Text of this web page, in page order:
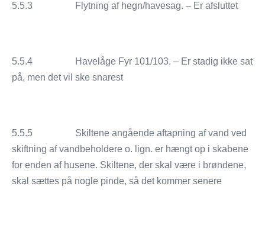
5.5.3 Flytning af hegn/havesag. – Er afsluttet
5.5.4 Havelåge Fyr 101/103. – Er stadig ikke sat
på, men det vil ske snarest
5.5.5 Skiltene angående aftapning af vand ved
skiftning af vandbeholdere o. lign. er hængt op i skabene
for enden af husene. Skiltene, der skal være i brøndene,
skal sættes på nogle pinde, så det kommer senere